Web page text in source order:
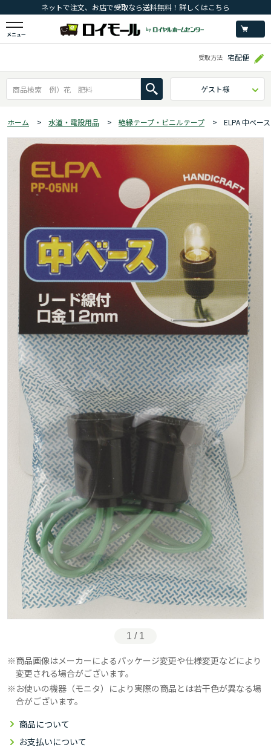
ネットで注文、お店で受取なら送料無料！詳しくはこちら
メニュー
受取方法 宅配便
ゲスト様
ホーム > 水道・電設用品 > 絶縁テープ・ビニルテープ > ELPA 中ベー
1 / 1
商品画像はメーカーによるパッケージ変更や仕様変更などにより
変更される場合がございます。
お使いの機器（モニタ）により実際の商品とは若干色が異なる場
合がございます。
商品について
お支払いについて